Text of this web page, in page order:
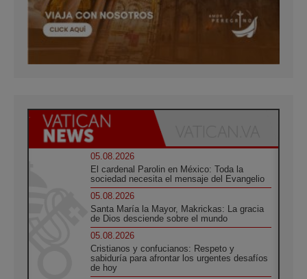
05.08.2026
El cardenal Parolin en México: Toda la
sociedad necesita el mensaje del Evangelio
05.08.2026
Santa María la Mayor, Makrickas: La gracia
de Dios desciende sobre el mundo
05.08.2026
Cristianos y confucianos: Respeto y
sabiduría para afrontar los urgentes desafíos
de hoy